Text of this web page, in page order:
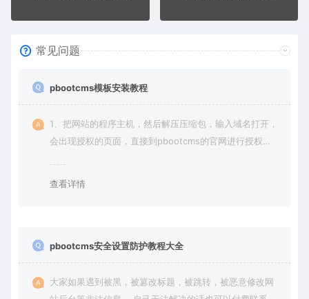
常见问题
pbootcms模板安装教程
1、把网站的程序主机，然后解压压缩包，输入域名打开，
会出现授权的页面，直接到pbootcms的官网进行授权
查看详情
pbootcms安全设置防护教程大全
大家如果遇到被黑，被篡改标题，被跳转，被恶意修改网